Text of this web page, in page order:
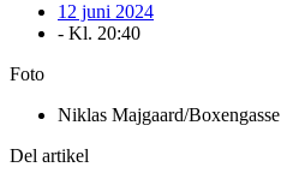
12 juni 2024
- Kl. 20:40
Foto
Niklas Majgaard/Boxengasse
Del artikel